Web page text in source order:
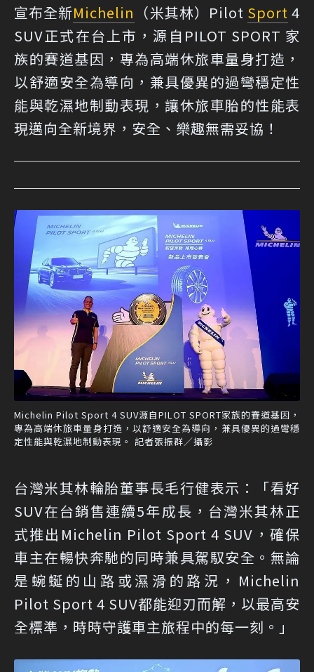
宣布全新Michelin （米其林）Pilot Sport 4
SUV正式在台上市，源自PILOT SPORT 家
族的賽道基因，專為高端休旅車量身打造，
以舒適安全為導向，兼具優異的過彎穩定性
能與乾濕地制動表現，讓休旅車胎的性能表
現邁向全新境界，安全、樂趣無需妥協！
Michelin Pilot Sport 4 SUV源自PILOT SPORT家族的賽道基因，
專為高端休旅車量身打造，以舒適安全為導向，兼具優異的過彎穩
定性能與乾濕地制動表現。 記者張振群／攝影
台灣米其林輪胎董事長毛行健表示：「看好
SUV在台銷售連續5年成長，台灣米其林正
式推出Michelin Pilot Sport 4 SUV，確保
車主在暢快奔馳的同時兼具駕馭安全。無論
是蜿蜒的山路或濕滑的路況，Michelin
Pilot Sport 4 SUV都能迎刃而解，以最高安
全標準，時時守護車主旅程中的每一刻。」